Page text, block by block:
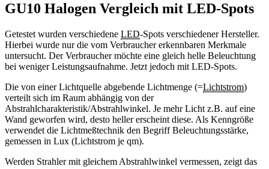
GU10 Halogen Vergleich mit LED-Spots
Getestet wurden verschiedene LED-Spots verschiedener Hersteller.
Hierbei wurde nur die vom Verbraucher erkennbaren Merkmale
untersucht. Der Verbraucher möchte eine gleich helle Beleuchtung
bei weniger Leistungsaufnahme. Jetzt jedoch mit LED-Spots.
Die von einer Lichtquelle abgebende Lichtmenge (=Lichtstrom)
verteilt sich im Raum abhängig von der
Abstrahlcharakteristik/Abstrahlwinkel. Je mehr Licht z.B. auf eine
Wand geworfen wird, desto heller erscheint diese. Als Kenngröße
verwendet die Lichtmeßtechnik den Begriff Beleuchtungsstärke,
gemessen in Lux (Lichtstrom je qm).
Werden Strahler mit gleichem Abstrahlwinkel vermessen, zeigt das